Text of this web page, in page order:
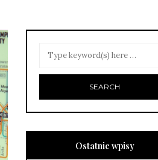
Ostatnie wpisy